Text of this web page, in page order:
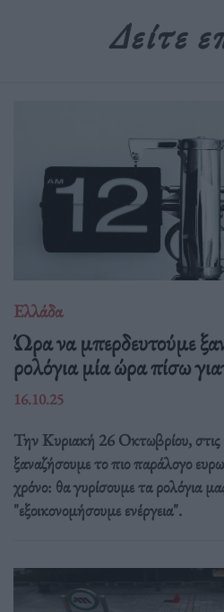
Δείτε
Ελλάδα
Ώρα να μπερδευτούμε
ρολόγια μία ώρα πίσω
16.10.25
Την Κυριακή 26 Οκτωβρίου,
ξαναζήσουμε το πιο παράλογο
χρόνο: θα γυρίσουμε τα ρολόγια
"εξοικονομήσουμε ενέργεια".